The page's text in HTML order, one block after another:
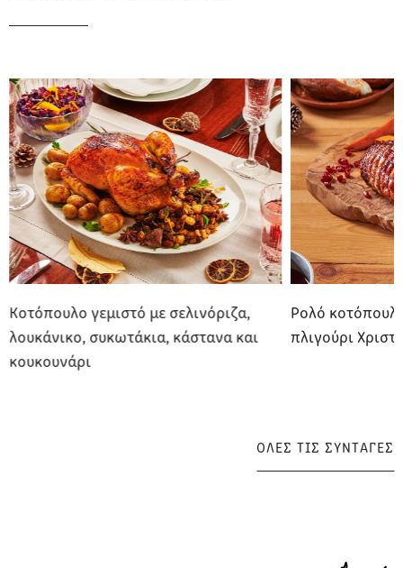
Κοτόπουλο γεμιστό με σελινόριζα,
λουκάνικο, συκωτάκια, κάστανα και
κουκουνάρι
Ρολό
πλιγούρι
ΟΛΕΣ ΤΙΣ ΣΥΝΤΑΓΕΣ